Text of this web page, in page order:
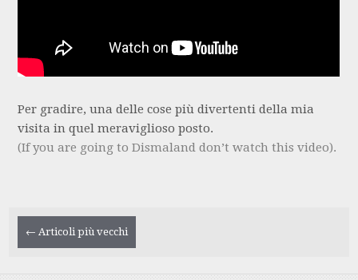
Per gradire, una delle cose più divertenti della mia
visita in quel meraviglioso posto.
(If you are going to Dismaland don’t watch this video).
Navigazione
← Articoli più vecchi